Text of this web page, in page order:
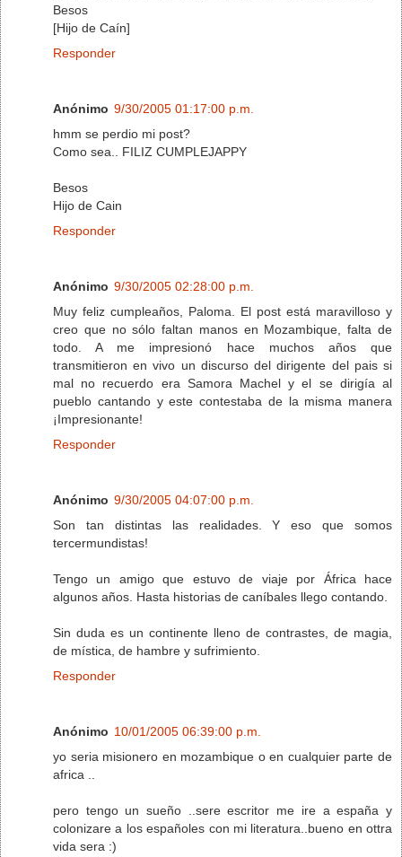
Besos
[Hijo de Caín]
Responder
Anónimo 9/30/2005 01:17:00 p.m.
hmm se perdio mi post?
Como sea.. FILIZ CUMPLEJAPPY
Besos
Hijo de Cain
Responder
Anónimo 9/30/2005 02:28:00 p.m.
Muy feliz cumpleaños, Paloma. El post está maravilloso y
creo que no sólo faltan manos en Mozambique, falta de
todo. A me impresionó hace muchos años que
transmitieron en vivo un discurso del dirigente del pais si
mal no recuerdo era Samora Machel y el se dirigía al
pueblo cantando y este contestaba de la misma manera
¡Impresionante!
Responder
Anónimo 9/30/2005 04:07:00 p.m.
Son tan distintas las realidades. Y eso que somos
tercermundistas!
Tengo un amigo que estuvo de viaje por África hace
algunos años. Hasta historias de caníbales llego contando.
Sin duda es un continente lleno de contrastes, de magia,
de mística, de hambre y sufrimiento.
Responder
Anónimo 10/01/2005 06:39:00 p.m.
yo seria misionero en mozambique o en cualquier parte de
africa ..
pero tengo un sueño ..sere escritor me ire a españa y
colonizare a los españoles con mi literatura..bueno en ottra
vida sera :)